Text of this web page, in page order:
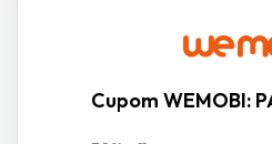
Cupom WEMOBI: